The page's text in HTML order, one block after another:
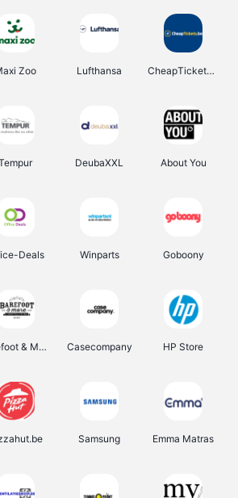
Zoo Lufthansa CheapTickets.be
DeubaXXL About You
Deals Winparts Goboony
Barefoot & More Casecompany HP Store
Samsung Emma Matras